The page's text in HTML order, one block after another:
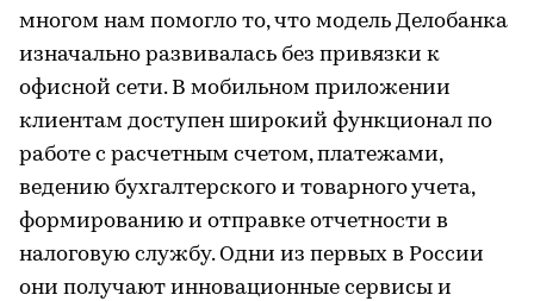
многом нам помогло то, что модель Делобанка
изначально развивалась без привязки к
офисной сети. В мобильном приложении
клиентам доступен широкий функционал по
работе с расчетным счетом, платежами,
ведению бухгалтерского и товарного учета,
формированию и отправке отчетности в
налоговую службу. Одни из первых в России
они получают инновационные сервисы и